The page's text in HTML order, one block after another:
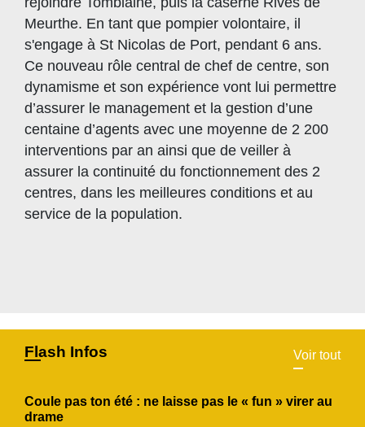
Meurthe. En tant que pompier volontaire, il
s'engage à St Nicolas de Port, pendant 6 ans.
Ce nouveau rôle central de chef de centre, son
dynamisme et son expérience vont lui permettre
d’assurer le management et la gestion d’une
centaine d’agents avec une moyenne de 2 200
interventions par an ainsi que de veiller à
assurer la continuité du fonctionnement des 2
centres, dans les meilleures conditions et au
service de la population.
Flash Infos Voir tout
Coule pas ton été : ne laisse pas le « fun » virer au
drame